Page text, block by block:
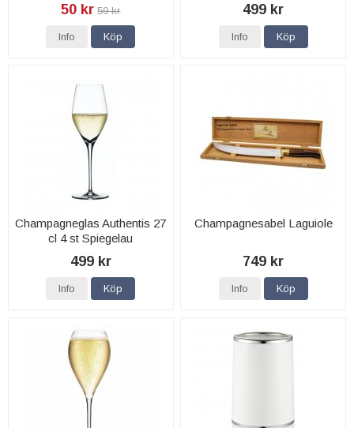
50 kr 59 kr
Info Köp
499 kr
Info Köp
Champagneglas Authentis 27
cl 4 st Spiegelau
499 kr
Info Köp
Champagnesabel Laguiole
749 kr
Info Köp